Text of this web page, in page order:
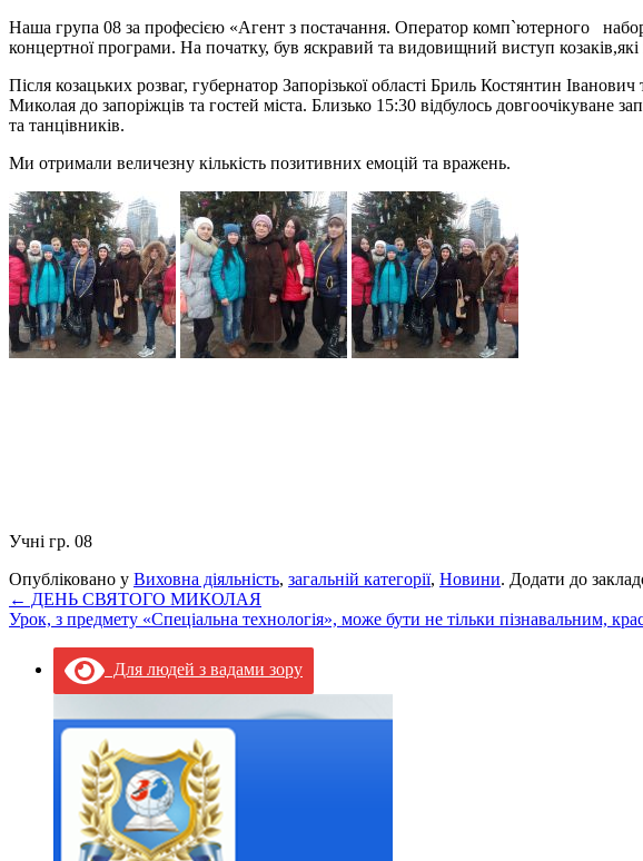
Наша група 08 за професією «Агент з постачання. Оператор комп`ютерного
концертної програми. На початку, був яскравий та видовищний виступ
Після козацьких розваг, губернатор Запорізької області Бриль Костянтин
Миколая до запоріжців та гостей міста. Близько 15:30 відбулось
та танцівників.
Ми отримали величезну кількість позитивних емоцій та вражень.
Учні гр. 08
Опубліковано у Виховна діяльність, загальній категорії, Новини. Додати до
← ДЕНЬ СВЯТОГО МИКОЛАЯ
Урок, з предмету «Спеціальна технологія», може бути не тільки пізнавальним,
Для людей з вадами зору